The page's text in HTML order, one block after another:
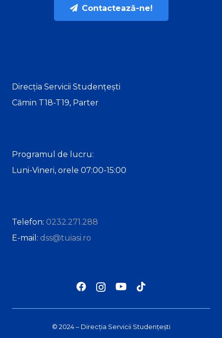
Contactează-ne!
Direcția Servicii Studențești
Cămin T18-T19, Parter
Programul de lucru:
Luni-Vineri, orele 07:00-15:00
Telefon: 0232.271.288
E-mail: dss@tuiasi.ro
© 2024 – Direcția Servicii Studențești